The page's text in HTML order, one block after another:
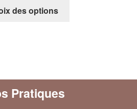
des options
Pratiques